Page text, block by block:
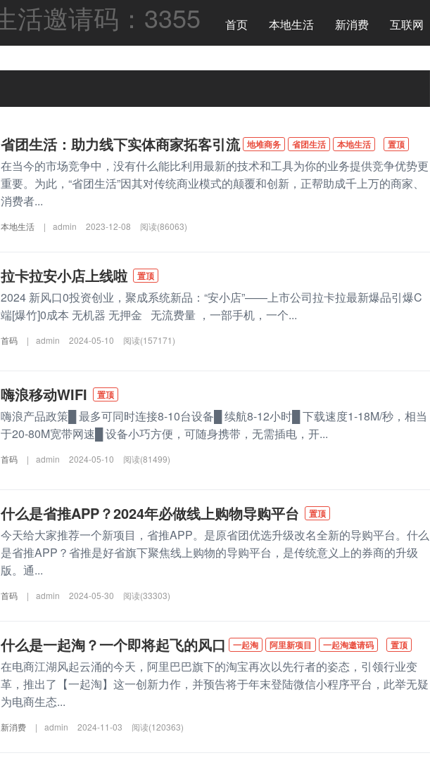
首页 本地生活 新消费 互联网
省团生活：助力线下实体商家拓客引流 地堆商务 省团生活 本地生活 置顶
在当今的市场竞争中，没有什么能比利用最新的技术和工具为你的业务提供竞争优势更
重要。为此，“省团生活”因其对传统商业模式的颠覆和创新，正帮助成千上万的商家、
消费者...
本地生活 | admin 2023-12-08 阅读(86063)
拉卡拉安小店上线啦 置顶
2024 新风口0投资创业，聚成系统新品：“安小店”——上市公司拉卡拉最新爆品引爆C
端[爆竹]0成本 无机器 无押金 无流费量‬ ，一部手机，一个...
首码 | admin 2024-05-10 阅读(157171)
嗨浪移动WIFI 置顶
嗨浪产品政策█ 最多可同时连接8-10台设备█ 续航8-12小时█ 下载速度1-18M/秒，相当
于20-80M宽带网速█ 设备小巧方便，可随身携带，无需插电，开...
首码 | admin 2024-05-10 阅读(81499)
什么是省推APP？2024年必做线上购物导购平台 置顶
今天给大家推荐一个新项目，省推APP。是原省团优选升级改名全新的导购平台。什么
是省推APP？省推是好省旗下聚焦线上购物的导购平台，是传统意义上的券商的升级
版。通...
首码 | admin 2024-05-30 阅读(33303)
什么是一起淘？一个即将起飞的风口 一起淘 阿里新项目 一起淘邀请码 置顶
在电商江湖风起云涌的今天，阿里巴巴旗下的淘宝再次以先行者的姿态，引领行业变
革，推出了【一起淘】这一创新力作，并预告将于年末登陆微信小程序平台，此举无疑
为电商生态...
新消费 | admin 2024-11-03 阅读(120363)